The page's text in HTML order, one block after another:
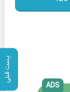
پست قبلی
ADS